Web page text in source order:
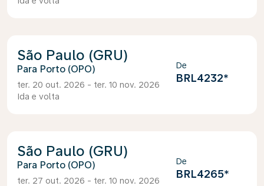
São Paulo (GRU)
Porto (OPO)
ter. 20 out. 2026 - ter. 10 nov. 2026
Ida e volta
De
BRL4232*
São Paulo (GRU)
Porto (OPO)
ter. 27 out. 2026 - ter. 10 nov. 2026
De
BRL4265*